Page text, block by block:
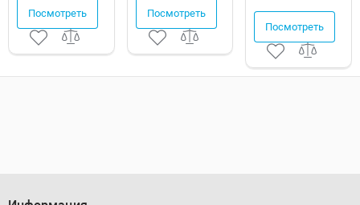
Посмотреть Посмотреть
Посмотреть